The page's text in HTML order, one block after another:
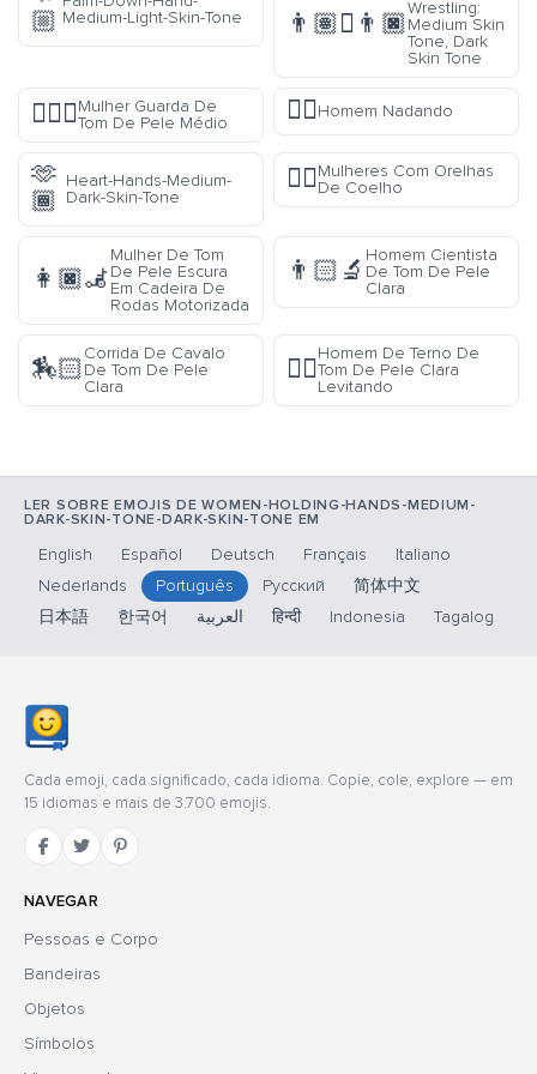
🏼 Medium-Light-Skin-Tone
👨🏽‍🫯‍👨🏿
Wrestling:
Medium Skin
Tone, Dark
Skin Tone
💂🏽‍♀️Mulher Guarda De
Tom De Pele Médio
🏊‍♂️Homem Nadando
🫶
🏾
Heart-Hands-Medium-
Dark-Skin-Tone
👯‍♀️Mulheres Com Orelhas
De Coelho
👩🏿‍🦼
Mulher De Tom
De Pele Escura
Em Cadeira De
Rodas Motorizada
👨🏻‍🔬
Homem Cientista
De Tom De Pele
Clara
🏇🏻
Corrida De Cavalo
De Tom De Pele
Clara
🕴🏻
Homem De Terno De
Tom De Pele Clara
Levitando
LER SOBRE EMOJIS DE WOMEN-HOLDING-HANDS-MEDIUM-
DARK-SKIN-TONE-DARK-SKIN-TONE EM
English Español Deutsch Français
Italiano
Nederlands
Português Русский
简体中文
日本語
한국어 العربية हिन्दी Indonesia Tagalog
Cada emoji, cada significado, cada idioma. Copie, cole, explore — em
15 idiomas e mais de 3.700 emojis.
NAVEGAR
Pessoas e Corpo
Bandeiras
Objetos
Símbolos